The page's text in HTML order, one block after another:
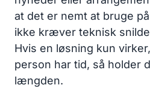
at det er nemt at bruge
ikke kræver teknisk
Hvis en løsning kun
person har tid, så holder
længden.